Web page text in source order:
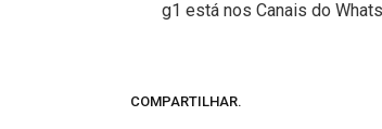
g1 está nos Canais do
COMPARTILHAR.